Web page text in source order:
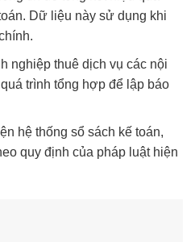
Dữ liệu này sử dụng khi
nghiệp thuê dịch vụ các nội
trình tổng hợp để lập báo
hệ thống sổ sách kế toán,
quy định của pháp luật hiện